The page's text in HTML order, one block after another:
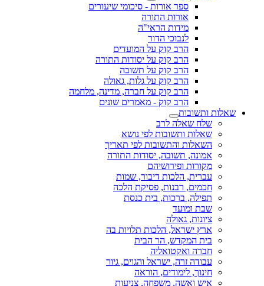
ספר אורות - סיכומי שיעורים
אורות התורה
מידות הראי"ה
לנבוכי הדור
הרב קוק על המועדים
הרב קוק על יסודות התורה
הרב קוק על תשובה
הרב קוק על גלות, גאולה
הרב קוק על חברה, מדינה, מלחמה
הרב קוק - מאמרים שונים
שאלות ותשובות
שלח שאלה לרב
שאלות ותשובות לפי נושא
השאלות והתשובות לפי תאריך
אמונה, תשובה, יסודות התורה
מקורות ופירושיהם
עברית, הלכות דיבור, שמות
חכמים, רבנות, פסיקת הלכה
תפילה, ברכות, בית כנסת
שבת ומועד
ציונות, גאולה
ארץ ישראל, הלכות תלויות בה
בית המקדש, הר הבית
חברה ואקטואליה
עבודה זרה, ישראל והגוים, גיור
חינוך, לימודים, הוראה
איש ואשה, משפחה, צניעות